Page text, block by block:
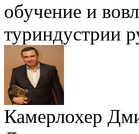
обучение и
туриндустрии
Камерлохер